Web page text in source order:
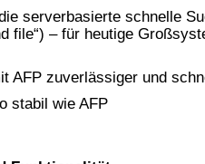
serverbasierte schnelle
file“) – für heutige
AFP zuverlässiger und
stabil wie AFP